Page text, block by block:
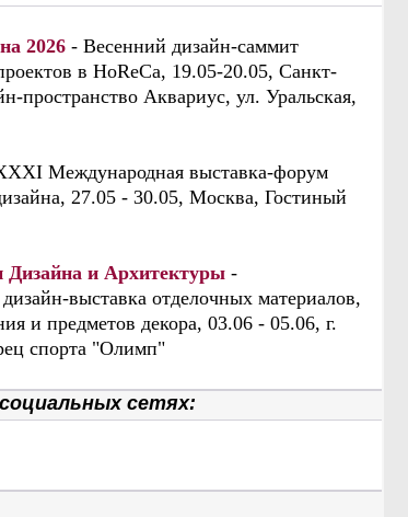
2026 - Весенний дизайн-саммит
в HoReCa, 19.05-20.05, Санкт-
пространство Аквариус, ул. Уральская,
Международная выставка-форум
27.05 - 30.05, Москва, Гостиный
Дизайна и Архитектуры -
выставка отделочных материалов,
и предметов декора, 03.06 - 05.06, г.
спорта "Олимп"
сетях: